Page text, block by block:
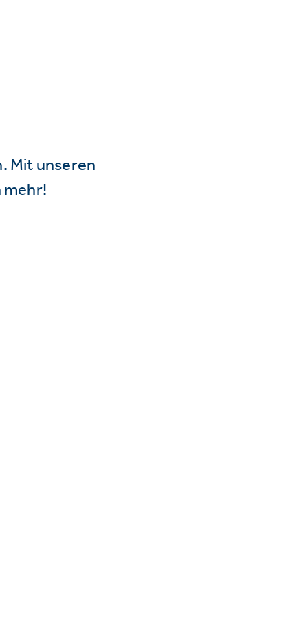
Mit unseren
mehr!